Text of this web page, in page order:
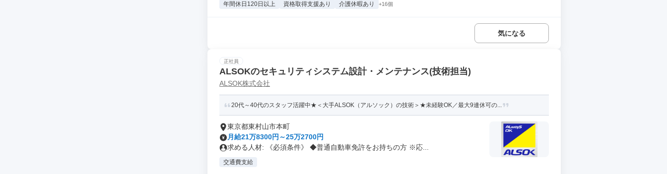
年間休日120日以上 資格取得支援あり 介護休暇あり +16個
気になる
正社員
ALSOKのセキュリティシステム設計・メンテナンス(技術担当)
ALSOK株式会社
20代～40代のスタッフ活躍中★＜大手ALSOK（アルソック）の技術＞★未経験OK／最大9連休可の...
東京都東村山市本町
月給21万8300円～25万2700円
求める人材: 《必須条件》 ◆普通自動車免許をお持ちの方 ※応...
交通費支給